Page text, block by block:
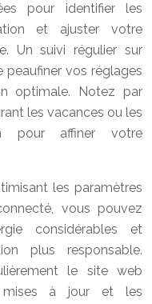
pour identifier les
et ajuster votre
Un suivi régulier sur
peaufiner vos réglages
optimale. Notez par
les vacances ou les
pour affiner votre
les paramètres
vous pouvez
considérables et
plus responsable.
le site web
mises à jour et les